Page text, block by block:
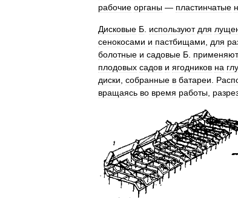
рабочие органы — пластинчатые
Дисковые Б используют для
сенокосами и пастбищами для
болотные и садовые Б применяют
плодовых садов и ягодников на
диски собранные в батареи
вращаясь во время работы